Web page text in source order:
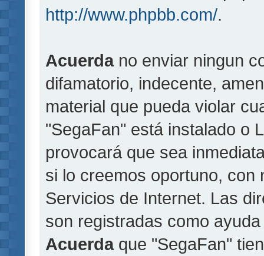
http://www.phpbb.com/.
Acuerdano enviar ningun
difamatorio, indecente,
material que pueda violar
"SegaFan" está instalado o
provocará que sea
si lo creemos oportuno, con
Servicios de Internet. Las
son registradas como
Acuerdaque "SegaFan"